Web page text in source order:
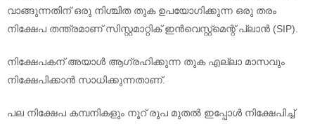
വാങ്ങുന്നതിന് ഒരു നിശ്ചിത തുക ഉപയോഗിക്കുന്ന ഒരു തരം
നിക്ഷേപ തന്ത്രമാണ് സിസ്റ്റമാറ്റിക് ഇൻവെസ്റ്റ്മെന്റ് പ്ലാൻ (SIP).
നിക്ഷേപകന് അയാൾ ആഗ്രഹിക്കുന്ന തുക എല്ലാ മാസവും
നിക്ഷേപിക്കാൻ സാധിക്കുന്നതാണ്.
പല നിക്ഷേപ കമ്പനികളും നൂറ് രൂപ മുതൽ ഇപ്പോൾ നിക്ഷേപിച്ച്